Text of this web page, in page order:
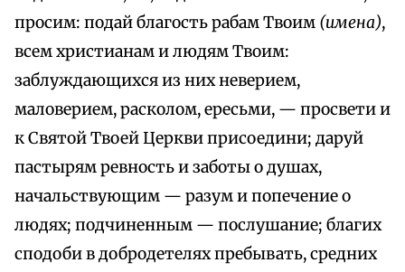
просим: подай благость рабам Твоим (имена),
всем христианам и людям Твоим:
заблуждающихся из них неверием,
маловерием, расколом, ересьми, — просвети и
к Святой Твоей Церкви присоедини; даруй
пастырям ревность и заботы о душах,
начальствующим — разум и попечение о
людях; подчиненным — послушание; благих
сподоби в добродетелях пребывать, средних